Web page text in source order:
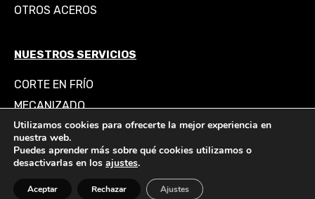
OTROS ACEROS
NUESTROS SERVICIOS
CORTE EN FRÍO
MECANIZADO
RECTIFICADO
PORTAMOLDES Y MECANIZACIÓN
EMPRESA
BLOG
Utilizamos cookies para ofrecerte la mejor experiencia en
nuestra web.
Puedes aprender más sobre qué cookies utilizamos o
desactivarlas en los ajustes.
Aceptar Rechazar Ajustes